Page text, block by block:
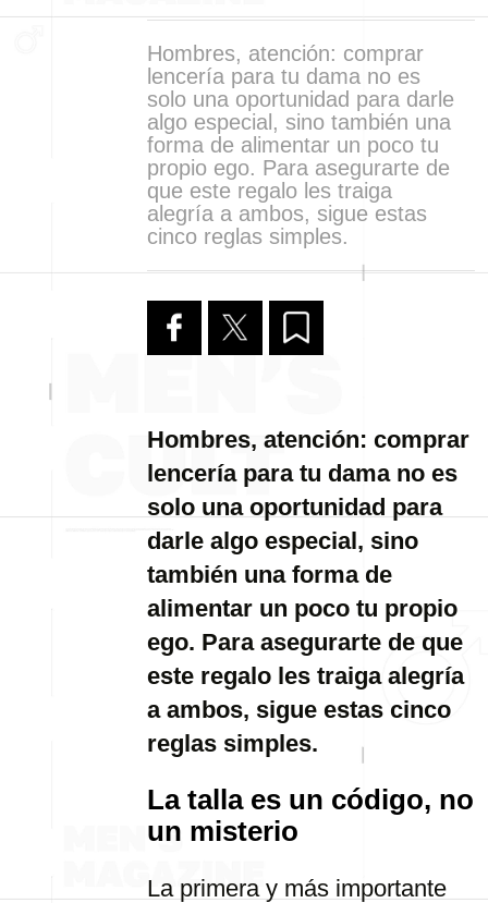
Hombres, atención: comprar
lencería para tu dama no es
solo una oportunidad para darle
algo especial, sino también una
forma de alimentar un poco tu
propio ego. Para asegurarte de
que este regalo les traiga
alegría a ambos, sigue estas
cinco reglas simples.
Hombres, atención: comprar
lencería para tu dama no es
solo una oportunidad para
darle algo especial, sino
también una forma de
alimentar un poco tu propio
ego. Para asegurarte de que
este regalo les traiga alegría
a ambos, sigue estas cinco
reglas simples.
La talla es un código, no
un misterio
La primera y más importante